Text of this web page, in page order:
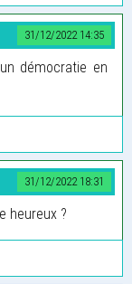
31/12/2022 14:35
démocratie en
31/12/2022 18:31
heureux ?